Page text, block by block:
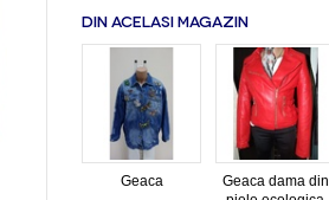
DIN ACELASI MAGAZIN
Geaca
Geaca dama din